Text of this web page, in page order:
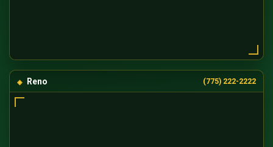
Reno (775) 222-2222